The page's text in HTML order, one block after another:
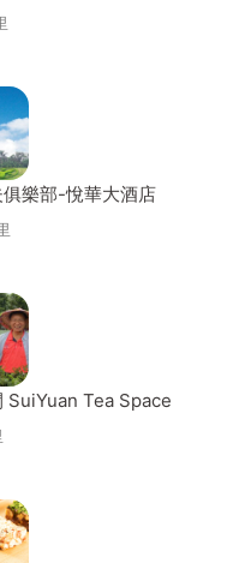
樂部-悅華大酒店
SuiYuan Tea Space